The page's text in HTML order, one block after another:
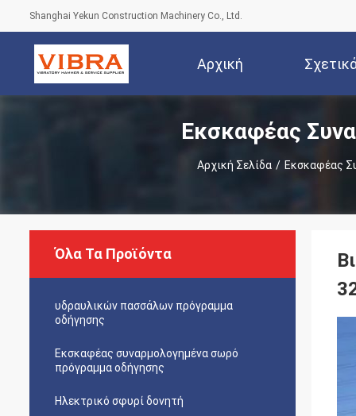
Shanghai Yekun Construction Machinery Co., Ltd.
Αρχική
Σελίδα
Εκσκαφέας
Αρχική Σελίδα / Εκσκαφέας
Όλα Τα Προϊόντα
υδραυλικών πασσάλων πρόγραμμα
οδήγησης
Εκσκαφέας συναρμολογημένα σωρό
πρόγραμμα οδήγησης
Ηλεκτρικό σφυρί δονητή